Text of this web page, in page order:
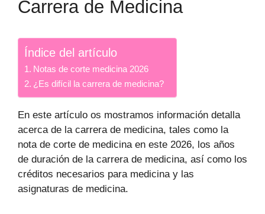
Carrera de Medicina
Índice del artículo
Notas de corte medicina 2026
¿Es difícil la carrera de medicina?
En este artículo os mostramos información detalla
acerca de la carrera de medicina, tales como la
nota de corte de medicina en este 2026, los años
de duración de la carrera de medicina, así como los
créditos necesarios para medicina y las
asignaturas de medicina.